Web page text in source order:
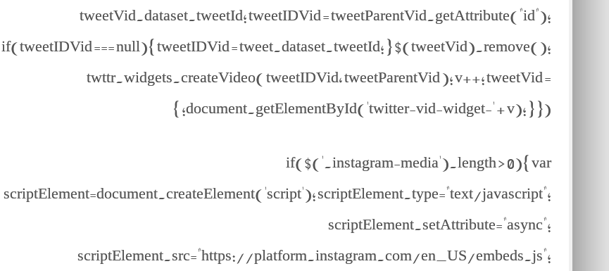
tweetVid.dataset.tweetId; tweetIDVid = tweetParentVid.getAttribute("id");
if(tweetIDVid === null){ tweetIDVid = tweet.dataset.tweetId; } $(tweetVid).remove();
twttr.widgets.createVideo( tweetIDVid, tweetParentVid ); v++; tweetVid =
document.getElementById('twitter-vid-widget-' + v); } }); }
if($('.instagram-media').length > 0){ var
scriptElement=document.createElement('script'); scriptElement.type="text/javascript";
scriptElement.setAttribute="async";
scriptElement.src="https://platform.instagram.com/en_US/embeds.js";